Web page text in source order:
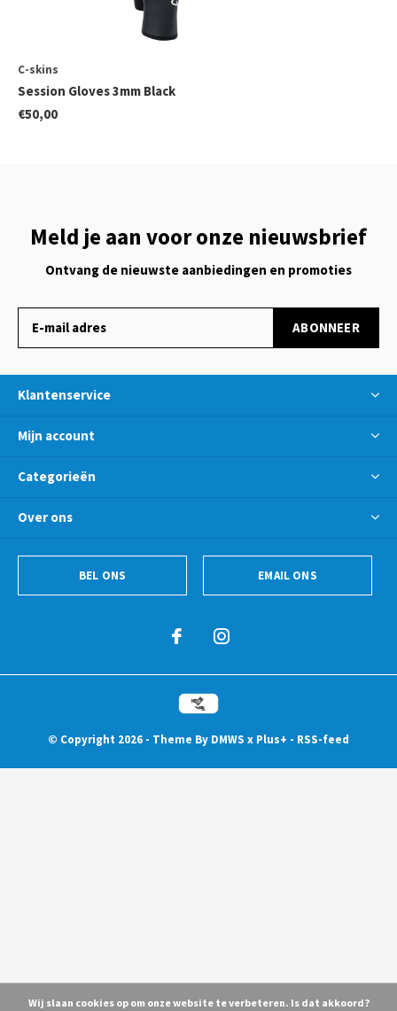
C-skins
Session Gloves 3mm Black
€50,00
Meld je aan voor onze nieuwsbrief
Ontvang de nieuwste aanbiedingen en promoties
ABONNEER
Klantenservice
Mijn account
Categorieën
Over ons
BEL ONS EMAIL ONS
© Copyright 2026 - Theme By DMWS x Plus+ - RSS-feed
Wij slaan cookies op om onze website te verbeteren. Is dat akkoord?